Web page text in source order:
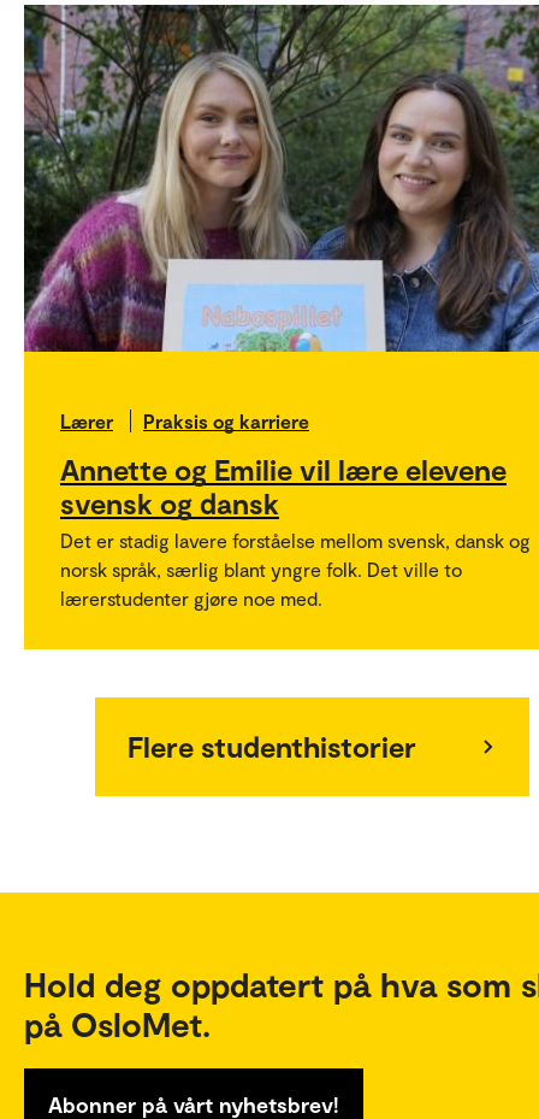
Lærer Praksis og karriere
Annette og Emilie vil lære elevene
svensk og dansk
Det er stadig lavere forståelse mellom svensk, dansk og
norsk språk, særlig blant yngre folk. Det ville to
lærerstudenter gjøre noe med.
Flere studenthistorier
Hold deg oppdatert på hva som
på OsloMet.
Abonner på vårt nyhetsbrev!